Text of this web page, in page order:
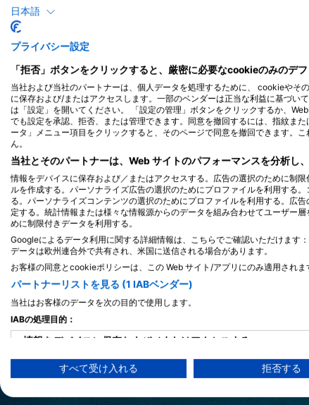
シロイルカ
大きなメロン色と鮮やかな白色をしたシロイ
親しみのある種です。シロイルカとも呼ばれ
色をしていますが、5歳になる頃には白っぽく
鳴き声、鳴き声を発し、海を美しい音楽で満
ばれています。
日本語
プライバシー設定
「拒否」ボタンをクリックすると、厳密に必要なcookieのみのデ
当社および当社のパートナーは、個人データを処理するために、 cookieやそ
に保存および/またはアクセスします。一部のベンダーは正当な利益に基づい
は「設定」を開いてください。 「設定の管理」ボタンをクリックするか、
でも設定を承認、拒否、または管理できます。同意を撤回するには、指紋ま
ータ」メニュー項目をクリックすると、そのページで同意を撤回できます。
ん。
当社とそのパートナーは、Web サイトのパフォーマンスを分析し
情報をデバイスに保存および／またはアクセスする。広告の選択のために制
ルを作成する。パーソナライズ広告の選択のためにプロファイルを利用する
る。パーソナライズコンテンツの選択のためにプロファイルを利用する。広
定する。統計情報または様々な情報源からのデータを組み合わせてユーザー
めに制限付きデータを利用する。
Googleによるデータ利用に関する詳細情報は、こちらでご確認いただけま
データは欧州連合外で共有され、米国に送信される場合があります。
お客様の同意とcookieポリシーは、この Web サイト/アプリにのみ適用されま
パートナーリストを見る (1 IABベンダー)
当社はお客様のデータを次の目的で使用します。
IABの処理目的：
情報をデバイスに保存および／またはアクセスする
広告の選択のために制限付きデータを利用する
パーソナライズ広告のためにプロファイルを作成する
すべて受け入れる 拒否する